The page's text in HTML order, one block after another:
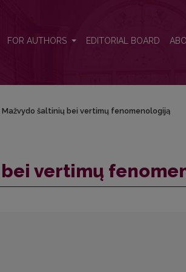
FOR AUTHORS EDITORIAL BOARD
Mažvydo šaltinių bei vertimų fenomenologiją
vertimų